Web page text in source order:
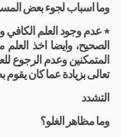
وما اسباب لجوء بعض
٭ عدم وجود العلم الكافي
الصحيح، وايضا اخذ
المتمكنين وعدم الرجوع
تعالى بزيادة عما كان يقوم
التشدد
وما مظاهر الغلو؟